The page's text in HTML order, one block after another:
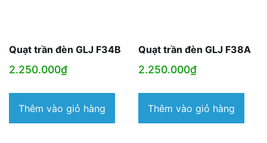
Quạt trần đèn GLJ F34B
2.250.000₫
Thêm vào giỏ hàng
Quạt trần đèn GLJ F38A
2.250.000₫
Thêm vào giỏ hàng